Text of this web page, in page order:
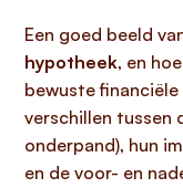
Een goed beeld
hypotheek, en
bewuste financiële
verschillen tussen
onderpand), hun
en de voor- en